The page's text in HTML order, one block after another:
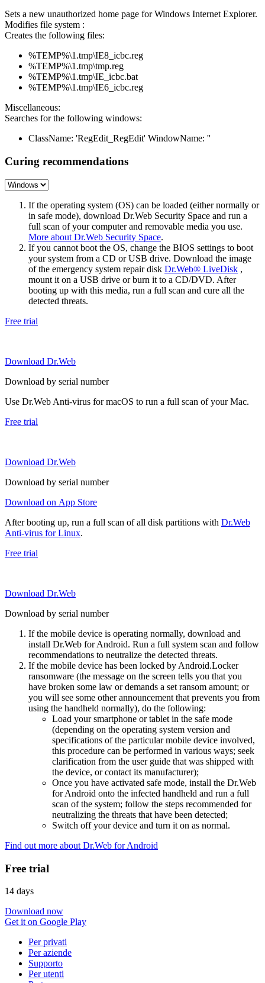
Sets a new unauthorized home page for Windows Internet Explorer.
Modifies file system :
Creates the following files:
%TEMP%\1.tmp\IE8_icbc.reg
%TEMP%\1.tmp\tmp.reg
%TEMP%\1.tmp\IE_icbc.bat
%TEMP%\1.tmp\IE6_icbc.reg
Miscellaneous:
Searches for the following windows:
ClassName: 'RegEdit_RegEdit' WindowName: ''
Curing recommendations
If the operating system (OS) can be loaded (either normally or
in safe mode), download Dr.Web Security Space and run a
full scan of your computer and removable media you use.
More about Dr.Web Security Space.
If you cannot boot the OS, change the BIOS settings to boot
your system from a CD or USB drive. Download the image
of the emergency system repair disk Dr.Web® LiveDisk ,
mount it on a USB drive or burn it to a CD/DVD. After
booting up with this media, run a full scan and cure all the
detected threats.
Free trial
Download Dr.Web
Download by serial number
Use Dr.Web Anti-virus for macOS to run a full scan of your Mac.
Free trial
Download Dr.Web
Download by serial number
Download on App Store
After booting up, run a full scan of all disk partitions with Dr.Web
Anti-virus for Linux.
Free trial
Download Dr.Web
Download by serial number
If the mobile device is operating normally, download and
install Dr.Web for Android. Run a full system scan and follow
recommendations to neutralize the detected threats.
If the mobile device has been locked by Android.Locker
ransomware (the message on the screen tells you that you
have broken some law or demands a set ransom amount; or
you will see some other announcement that prevents you from
using the handheld normally), do the following:
Load your smartphone or tablet in the safe mode
(depending on the operating system version and
specifications of the particular mobile device involved,
this procedure can be performed in various ways; seek
clarification from the user guide that was shipped with
the device, or contact its manufacturer);
Once you have activated safe mode, install the Dr.Web
for Android onto the infected handheld and run a full
scan of the system; follow the steps recommended for
neutralizing the threats that have been detected;
Switch off your device and turn it on as normal.
Find out more about Dr.Web for Android
Free trial
14 days
Download now
Get it on Google Play
Per privati
Per aziende
Supporto
Per utenti